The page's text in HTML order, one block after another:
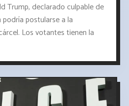
Trump, declarado culpable de
postularse a la
Los votantes tienen la